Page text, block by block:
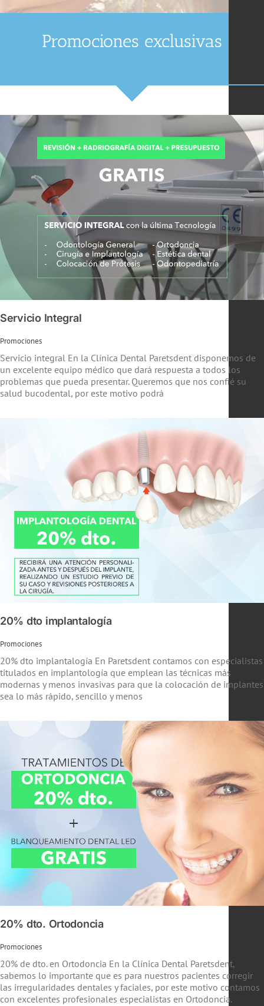
Promociones exclusivas
Servicio Integral
Promociones
Servicio integral En la Clínica Dental Paretsdent disponemos de
un excelente equipo médico que dará respuesta a todos los
problemas que pueda presentar. Queremos que nos confié su
salud bucodental, por este motivo podrá
20% dto implantalogía
Promociones
20% dto implantalogía En Paretsdent contamos con especialistas
titulados en implantología que emplean las técnicas más
modernas y menos invasivas para que la colocación de implantes
sea lo más rápido, sencillo y menos
20% dto. Ortodoncia
Promociones
20% de dto. en Ortodoncia En la Clínica Dental Paretsdent,
sabemos lo importante que es para nuestros pacientes corregir
las irregularidades dentales y faciales, por este motivo contamos
con excelentes profesionales especialistas en Ortodoncia.